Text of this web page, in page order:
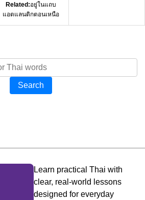
Related:อยู่ในแถบ
แอตแลนติกตอนเหนือ
Search
Learn practical Thai with
clear, real-world lessons
designed for everyday